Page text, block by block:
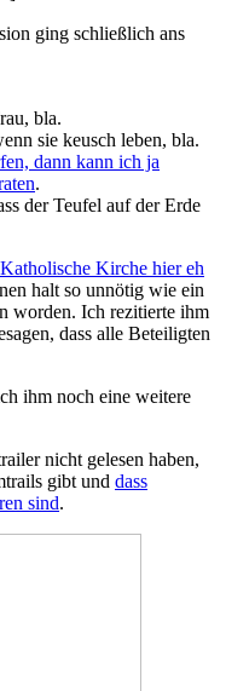
ging schließlich ans
bla.
sie keusch leben, bla.
dann kann ich ja
.
der Teufel auf der Erde
Kirche hier eh
halt so unnötig wie ein
worden. Ich rezitierte ihm
dass alle Beteiligten
ihm noch eine weitere
nicht gelesen haben,
gibt und dass
sind.